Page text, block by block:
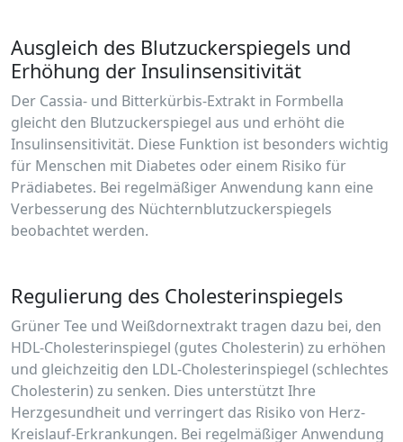
Ausgleich des Blutzuckerspiegels und
Erhöhung der Insulinsensitivität
Der Cassia- und Bitterkürbis-Extrakt in Formbella
gleicht den Blutzuckerspiegel aus und erhöht die
Insulinsensitivität. Diese Funktion ist besonders wichtig
für Menschen mit Diabetes oder einem Risiko für
Prädiabetes. Bei regelmäßiger Anwendung kann eine
Verbesserung des Nüchternblutzuckerspiegels
beobachtet werden.
Regulierung des Cholesterinspiegels
Grüner Tee und Weißdornextrakt tragen dazu bei, den
HDL-Cholesterinspiegel (gutes Cholesterin) zu erhöhen
und gleichzeitig den LDL-Cholesterinspiegel (schlechtes
Cholesterin) zu senken. Dies unterstützt Ihre
Herzgesundheit und verringert das Risiko von Herz-
Kreislauf-Erkrankungen. Bei regelmäßiger Anwendung